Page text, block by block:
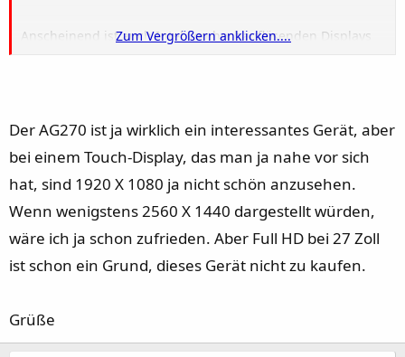
Anscheinend ist auch Intel von hochauflösenden Displays
senken. Bis Weihnachten soll der Einstiegspreis bei
Monitoren und All-in-One-PCs mit 23,6 Zoll Bilddiagonale
auf 399 US-Dollar beziehungsweise 999 US-Dollar fallen.
Inklusive der hiesigen Mehrwertsteuer wären das ungefähr
350 beziehungsweise 900 Euro.
MSI zeigt die Studie eines Gaming-Rechners mit diesem
Zum Vergrößern anklicken....
Der AG270 ist ja wirklich ein interessantes Gerät, aber
bei einem Touch-Display, das man ja nahe vor sich
hat, sind 1920 X 1080 ja nicht schön anzusehen.
Wenn wenigstens 2560 X 1440 dargestellt würden,
wäre ich ja schon zufrieden. Aber Full HD bei 27 Zoll
ist schon ein Grund, dieses Gerät nicht zu kaufen.
Grüße